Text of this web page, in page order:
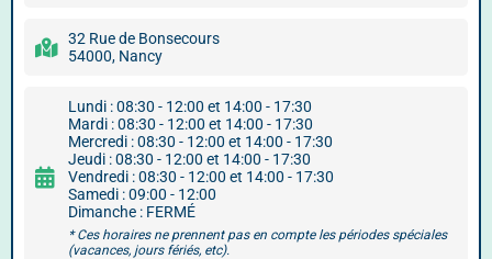
32 Rue de Bonsecours
54000, Nancy
Lundi : 08:30 - 12:00 et 14:00 - 17:30
Mardi : 08:30 - 12:00 et 14:00 - 17:30
Mercredi : 08:30 - 12:00 et 14:00 - 17:30
Jeudi : 08:30 - 12:00 et 14:00 - 17:30
Vendredi : 08:30 - 12:00 et 14:00 - 17:30
Samedi : 09:00 - 12:00
Dimanche : FERMÉ
* Ces horaires ne prennent pas en compte les périodes spéciales
(vacances, jours fériés, etc).